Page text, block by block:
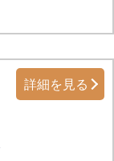
詳細を見る